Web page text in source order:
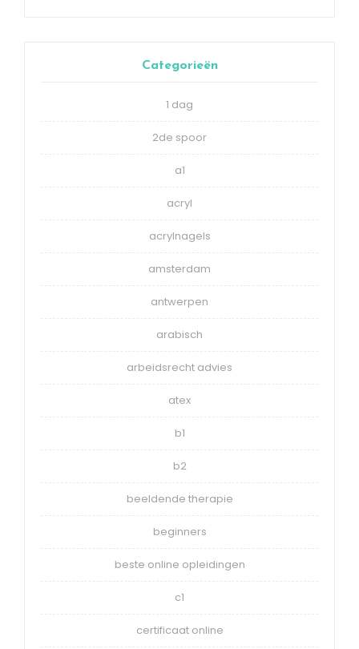
Categorieën
1 dag
2de spoor
a1
acryl
acrylnagels
amsterdam
antwerpen
arabisch
arbeidsrecht advies
atex
b1
b2
beeldende therapie
beginners
beste online opleidingen
c1
certificaat online